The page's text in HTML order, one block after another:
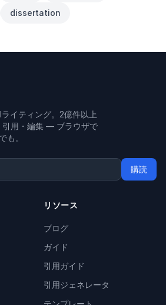
dissertation
イティング。2億件以上
引用・編集 — ブラウザで
も。
購読
リソース
ブログ
ガイド
引用ガイド
引用ジェネレータ